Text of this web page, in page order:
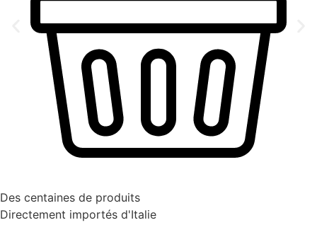
Des centaines de produits
Directement importés d'Italie